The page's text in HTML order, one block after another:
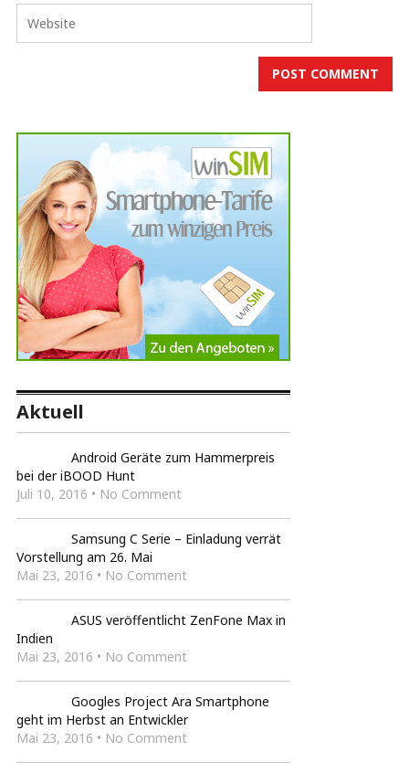
Aktuell
Android Geräte zum Hammerpreis
bei der iBOOD Hunt
Juli 10, 2016 • No Comment
Samsung C Serie – Einladung verrät
Vorstellung am 26. Mai
Mai 23, 2016 • No Comment
ASUS veröffentlicht ZenFone Max in
Indien
Mai 23, 2016 • No Comment
Googles Project Ara Smartphone
geht im Herbst an Entwickler
Mai 23, 2016 • No Comment